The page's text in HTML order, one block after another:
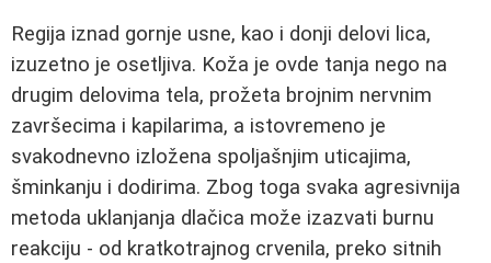
Regija iznad gornje usne, kao i donji delovi lica,
izuzetno je osetljiva. Koža je ovde tanja nego na
drugim delovima tela, prožeta brojnim nervnim
završecima i kapilarima, a istovremeno je
svakodnevno izložena spoljašnjim uticajima,
šminkanju i dodirima. Zbog toga svaka agresivnija
metoda uklanjanja dlačica može izazvati burnu
reakciju - od kratkotrajnog crvenila, preko sitnih